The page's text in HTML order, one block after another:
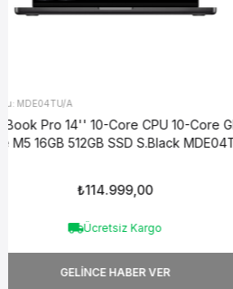
GPU
A
MacBook Pro 16'' 14-
Apple M4 Pro 24GB